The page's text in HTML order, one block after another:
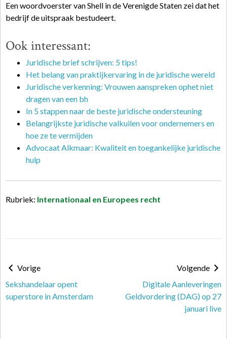
Een woordvoerster van Shell in de Verenigde Staten zei dat het
bedrijf de uitspraak bestudeert.
Ook interessant:
Juridische brief schrijven: 5 tips!
Het belang van praktijkervaring in de juridische wereld
Juridische verkenning: Vrouwen aanspreken ophet niet
dragen van een bh
In 5 stappen naar de beste juridische ondersteuning
Belangrijkste juridische valkuilen voor ondernemers en
hoe ze te vermijden
Advocaat Alkmaar: Kwaliteit en toegankelijke juridische
hulp
Rubriek: Internationaal en Europees recht
Vorige
Sekshandelaar opent
superstore in Amsterdam
Volgende
Digitale Aanleveringen
Geldvordering (DAG) op 27
januari live